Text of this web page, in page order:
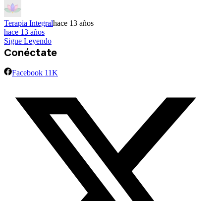
Terapia Integralhace 13 años
hace 13 años
Sigue Leyendo
Conéctate
Facebook 11K